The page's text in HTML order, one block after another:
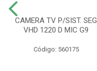
CAMERA TV P/SIST. SEG
VHD 1220 D MIC G9
Código: 560175